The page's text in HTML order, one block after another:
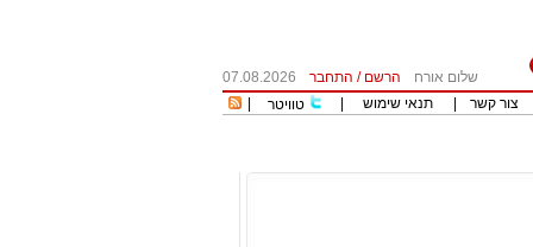
שלום אורח הרשם / התחבר
07.08.2026
צור קשר תנאי שימוש טוויטר